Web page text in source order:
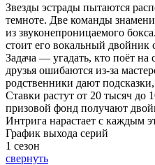
Звезды эстрады пытаются
темноте. Две команды
из звуконепроницаемого
стоит его вокальный двойник
Задача — угадать, кто поёт
друзья ошибаются из-за
родственники дают
Ставки растут от 20 тысяч до
призовой фонд получают
Интрига нарастает с каждым
График выхода серий
1 сезон
свернуть